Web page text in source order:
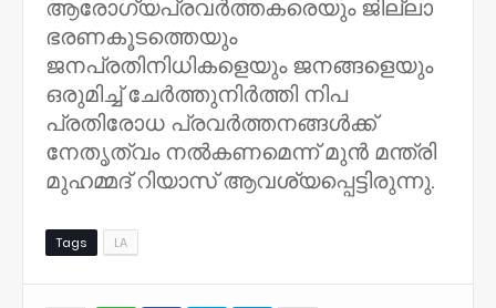
ആരോഗ്യപ്രവർത്തകരെയും ജില്ലാ
ഭരണകൂടത്തെയും
ജനപ്രതിനിധികളെയും ജനങ്ങളെയും
ഒരുമിച്ച് ചേർത്തുനിർത്തി നിപ
പ്രതിരോധ പ്രവർത്തനങ്ങൾക്ക്
നേതൃത്വം നൽകണമെന്ന് മുൻ മന്ത്രി
മുഹമ്മദ്‌ റിയാസ്‌ ആവശ്യപ്പെട്ടിരുന്നു.
Tags LA